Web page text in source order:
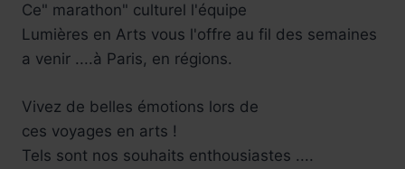
Ce" marathon" culturel l'équipe
Lumières en Arts vous l'offre au fil des semaines
a venir ....à Paris, en régions.
Vivez de belles émotions lors de
ces voyages en arts !
Tels sont nos souhaits enthousiastes ....